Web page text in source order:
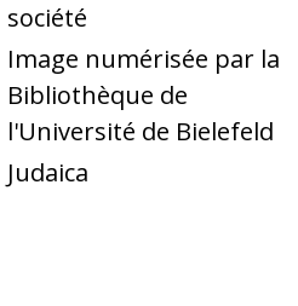
société
Image numérisée par la
Bibliothèque de
l'Université de Bielefeld
Judaica